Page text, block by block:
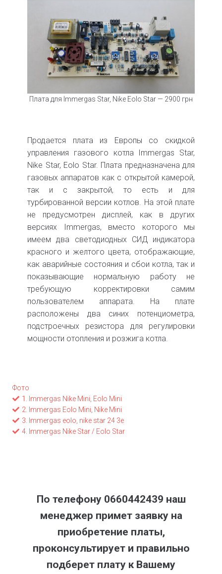
Плата для Immergas Star, Nike Eolo Star — 2900 грн
Продается плата из Европы со скидкой
управления газового котла Immergas Star,
Nike Star, Eolo Star. Плата предназначена для
газовых аппаратов как с открытой камерой,
так и с закрытой, то есть и для
турбированной версии котлов. На этой плате
не предусмотрен дисплей, как в других
версиях Immergas, вместо которого мы
имеем два светодиодных СИД индикатора
красного и желтого цвета, отображающие,
как аварийные состояния и сбои котла, так и
показывающие нормальную работу не
требующую корректировки самим
пользователем аппарата. На плате
расположены два синих потенциометра,
подстроечных резистора для регулировки
мощности отопления и розжига котла.
Фото
1. Immergas Nike Mini, Eolo Mini
2. Immergas Eolo Mini, Nike Mini
3. Immergas eolo, nike star 24 3e
4. Immergas Nike Star / Eolo Star
По телефону 0660442439 наш
менеджер примет заявку на
приобретение платы,
проконсультирует и правильно
подберет плату к Вашему